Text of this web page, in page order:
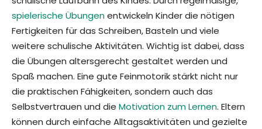
spielerische Übungenentwickeln Kinder die nötigen
Fertigkeiten für das Schreiben, Basteln und viele
weitere schulische Aktivitäten. Wichtig ist dabei, dass
die Übungen altersgerecht gestaltet werden und
Spaß machen. Eine gute Feinmotorik stärkt nicht nur
die praktischen Fähigkeiten, sondern auch das
Selbstvertrauen und die Motivation zum Lernen. Eltern
können durch einfache Alltagsaktivitäten und gezielte